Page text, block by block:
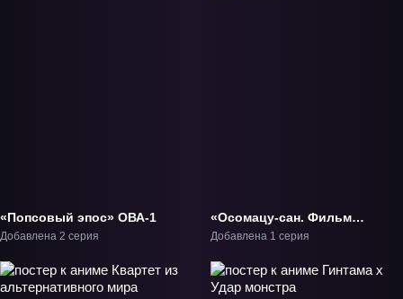
«Попсовый эпос» ОВА-1
Добавлена 2 серия
«Осомацу-сан. Фильм»
Фильм-1
Добавлена 1 серия